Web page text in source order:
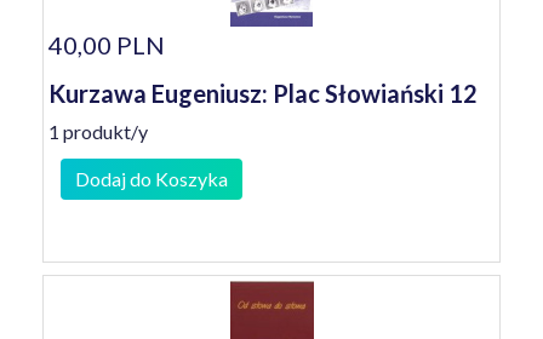
40,00 PLN
Kurzawa Eugeniusz: Plac Słowiański 12
1 produkt/y
Dodaj do Koszyka